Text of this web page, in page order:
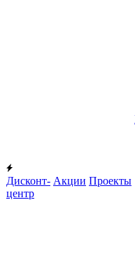
Дисконт-
центр
Акции Проекты